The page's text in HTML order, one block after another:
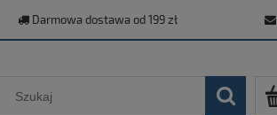
Darmowa dostawa od 199 zł